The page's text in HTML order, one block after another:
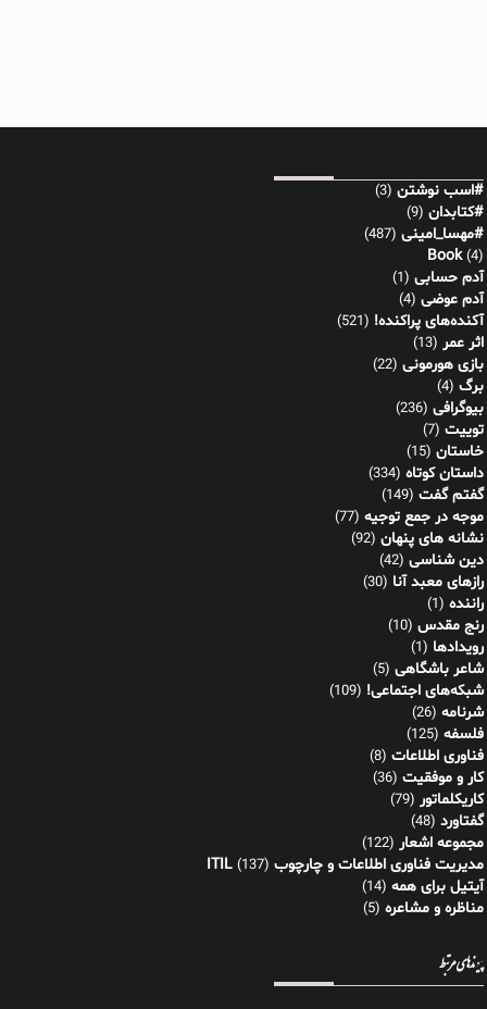
#اسب نوشتن (3)
#کتابدان (9)
#مهسا_امینی (487)
Book(4)
آدم حسابی (1)
آدم عوضی (4)
آکنده‌های پراکنده! (521)
اثر عمر (13)
بازی هورمونی (22)
برگ (4)
بیوگرافی (236)
توییت (7)
خاستان (15)
داستان کوتاه (334)
گفتم گفت (149)
موجه در جمع توجیه (77)
نشانه های پنهان (92)
دین شناسی (42)
رازهای معبد آنا (30)
راننده (1)
رنج مقدس (10)
رویدادها (1)
شاعر باشگاهی (5)
شبکه‌های اجتماعی! (109)
شرنامه (26)
فلسفه (125)
فناوری اطلاعات (8)
کار و موفقیت (36)
کاریکلماتور (79)
گفتاورد (48)
مجموعه اشعار (122)
مدیریت فناوری اطلاعات و چارچوب ITIL (137)
آیتیل برای همه (14)
مناظره و مشاعره (5)
پیوندهای مرتبط